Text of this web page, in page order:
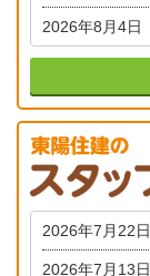
2026年8月4日
2026年7月22日
2026年7月13日